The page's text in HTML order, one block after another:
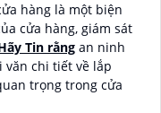
hàng là một biện
cửa hàng, giám sát
Tin rằng an ninh
văn chi tiết về lắp
trọng trong cửa